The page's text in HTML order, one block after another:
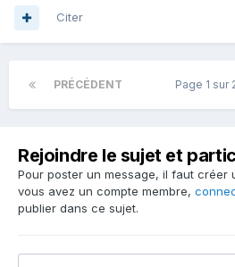
Citer
PRÉCÉDENT Page 1 sur
Rejoindre le sujet et
Pour poster un message, il faut créer
vous avez un compte membre,
publier dans ce sujet.